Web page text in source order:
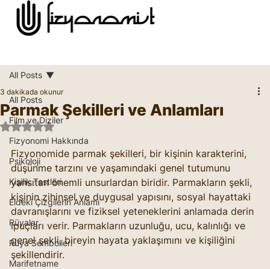
All Posts
Film ve Diziler
Fizyonomi Hakkında
Psikoloji
Kişilik Testleri
Eldeki Çizgilerin Anlamı
Rüyalar
Rüya Sembolleri
Marifetname
All Posts
Parmak Şekilleri ve Anlamları
3 dakikada okunur
5 üzerinden NaN yıldız
Fizyonomide parmak şekilleri, bir kişinin karakterini,
düşünme tarzını ve yaşamındaki genel tutumunu
yansıtan önemli unsurlardan biridir. Parmakların şekli,
kişinin zihinsel ve duygusal yapısını, sosyal hayattaki
davranışlarını ve fiziksel yeteneklerini anlamada derin
ipuçları verir. Parmakların uzunluğu, ucu, kalınlığı ve
genel şekli, bireyin hayata yaklaşımını ve kişiliğini
şekillendirir.